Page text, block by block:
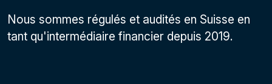
Nous sommes régulés et audités en Suisse en
tant qu'intermédiaire financier depuis 2019.